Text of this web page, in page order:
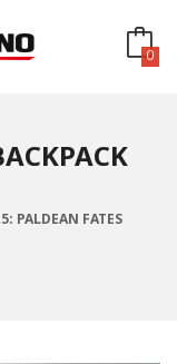
0
PALDEAN FATES